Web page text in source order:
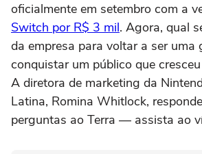
oficialmente em setembro com a
Switch por R$ 3 mil. Agora, qual
da empresa para voltar a ser uma
conquistar um público que
A diretora de marketing da
Latina, Romina Whitlock,
perguntas ao Terra — assista ao